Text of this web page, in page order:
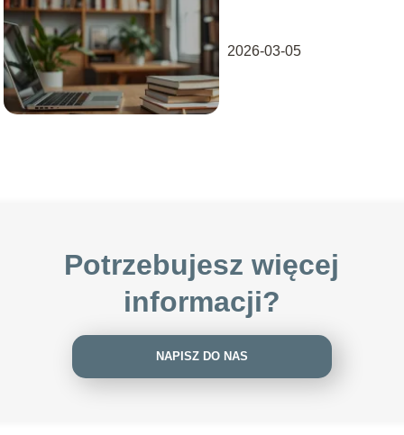
zawodzie
2026-03-05
Potrzebujesz więcej
informacji?
NAPISZ DO NAS